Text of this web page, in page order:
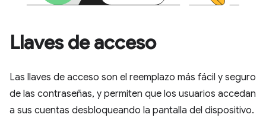
Llaves de acceso
Las llaves de acceso son el reemplazo más fácil y seguro
de las contraseñas, y permiten que los usuarios accedan
a sus cuentas desbloqueando la pantalla del dispositivo.